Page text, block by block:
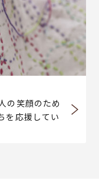
の笑顔のため
を応援してい